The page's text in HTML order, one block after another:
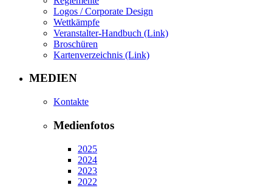
Logos / Corporate Design
Wettkämpfe
Veranstalter-Handbuch (Link)
Broschüren
Kartenverzeichnis (Link)
MEDIEN
Kontakte
Medienfotos
2025
2024
2023
2022